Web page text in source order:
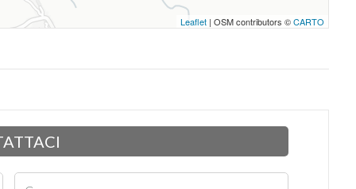
Leaflet | OSM contributors ©CARTO